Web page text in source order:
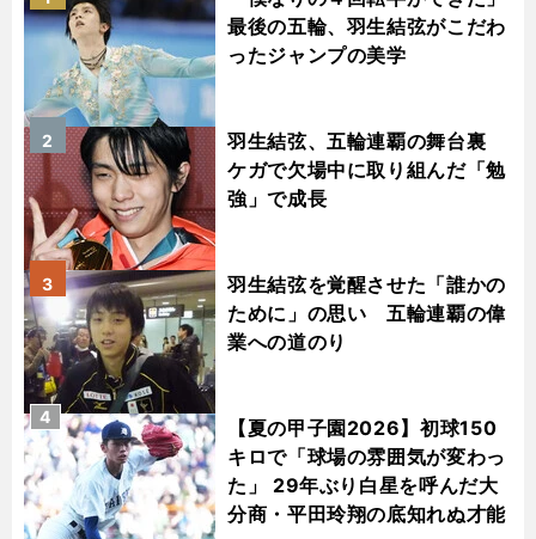
最後の五輪、羽生結弦がこだわ
ったジャンプの美学
羽生結弦、五輪連覇の舞台裏
ケガで欠場中に取り組んだ「勉
強」で成長
2
羽生結弦を覚醒させた「誰かの
ために」の思い 五輪連覇の偉
業への道のり
3
【夏の甲子園2026】初球150
キロで「球場の雰囲気が変わっ
た」 29年ぶり白星を呼んだ大
分商・平田玲翔の底知れぬ才能
4